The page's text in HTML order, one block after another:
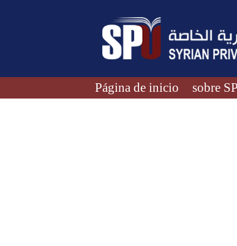
Página de inicio sobre